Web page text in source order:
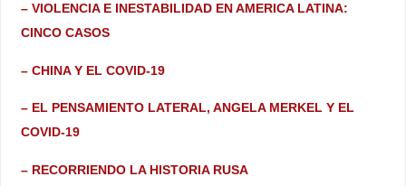
– VIOLENCIA E INESTABILIDAD EN AMERICA LATINA:
CINCO CASOS
– CHINA Y EL COVID-19
– EL PENSAMIENTO LATERAL, ANGELA MERKEL Y EL
COVID-19
– RECORRIENDO LA HISTORIA RUSA